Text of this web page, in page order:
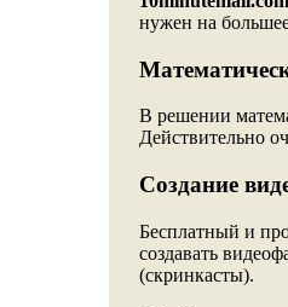
нужен на
В решении
Действительно
Создание
Бесплатный и
создавать
(скринкасты).